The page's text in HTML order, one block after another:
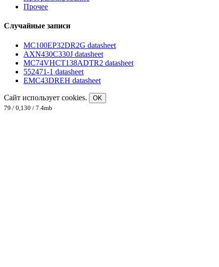
Прочее
Случайные записи
MC100EP32DR2G datasheet
AXN430C330J datasheet
MC74VHCT138ADTR2 datasheet
552471-1 datasheet
EMC43DREH datasheet
Сайт использует cookies.
OK
79 / 0,130 / 7.4mb